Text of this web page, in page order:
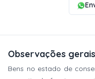
Observações gerais
Bens no estado de